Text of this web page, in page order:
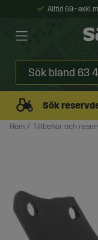
Alltid 69:- exkl.
Sök
Hem Tillbehör och